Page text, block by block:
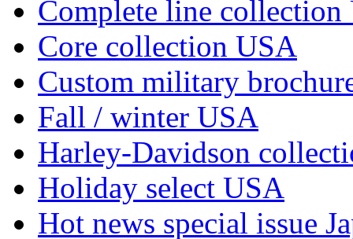
Complete line collection
Core collection USA
Custom military
Fall / winter USA
Harley-Davidson
Holiday select USA
Hot news special issue